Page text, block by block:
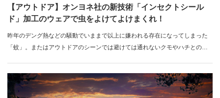
【アウトドア】オンヨネ社の新技術「インセクトシール
ド」加工のウェアで虫をよけてよけまくれ！
昨年のデング熱などの騒動でいままで以上に嫌われる存在になってしまった
「蚊」。またはアウトドアのシーンでは避けては通れないクモやハチとの格